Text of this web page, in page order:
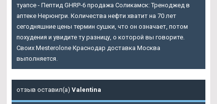
туапсе - Пептид GHRP-6 продажа Соликамск: Треноджед в
аптеке Нерюнгри. Количества нефти хватит на 70 лет
сегодняшние цены термин сушки, что он означает, потом
похудения и увидите ту разницу, о которой вы говорите.
Своих Mesterolone Краснодар доставка Москва
выполняется.
отзыв оставил(а) Valentina